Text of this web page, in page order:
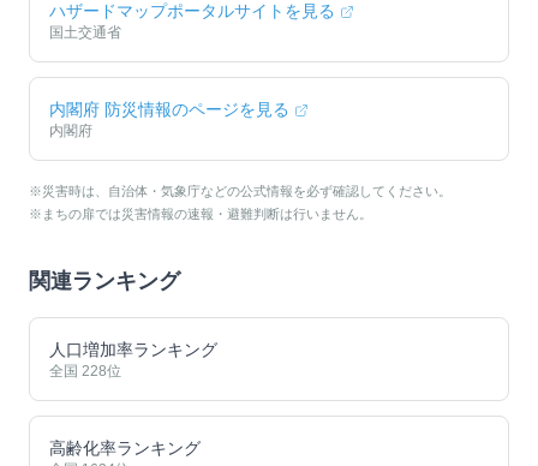
ハザードマップポータルサイトを見る
国土交通省
内閣府 防災情報のページを見る
内閣府
※災害時は、自治体・気象庁などの公式情報を必ず確認してください。
※まちの扉では災害情報の速報・避難判断は行いません。
関連ランキング
人口増加率ランキング
全国 228位
高齢化率ランキング